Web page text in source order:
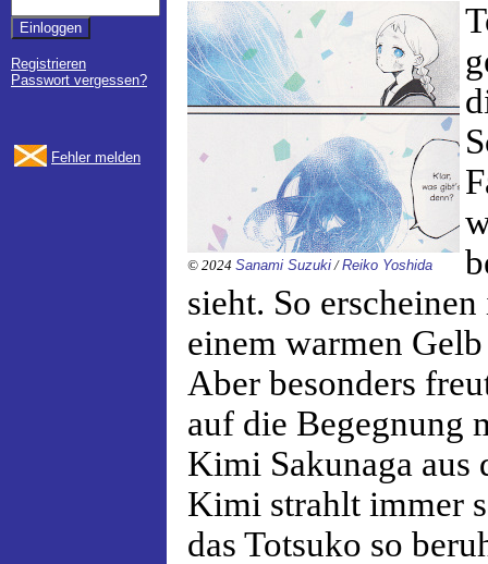
Registrieren
Passwort vergessen?
Fehler melden
© 2024 Sanami Suzuki/Reiko Yoshida
sieht. So
einem warmen
Aber besonders
auf die Begegnung
Kimi Sakunaga aus
Kimi strahlt immer
das Totsuko so